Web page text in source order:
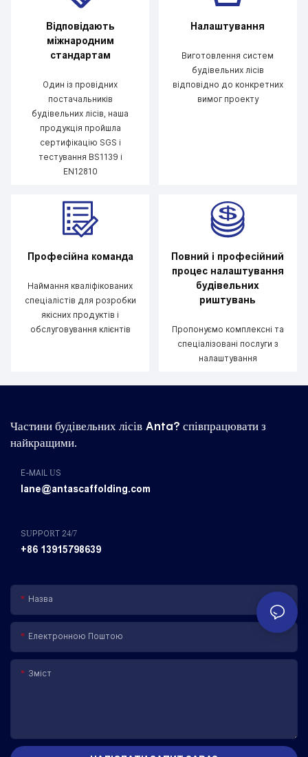
Відповідають
міжнародним
стандартам
Один із провідних
постачальників
будівельних лісів, наша
продукція пройшла
сертифікацію SGS і
тестування BS1139 і
EN12810
Налаштування
Виготовлення систем
будівельних лісів
відповідно до конкретних
вимог проекту
Професійна команда
Наймання кваліфікованих
спеціалістів для розробки
якісних продуктів і
обслуговування клієнтів
Повний і професійний
процес налаштування
будівельних
риштувань
Пропонуємо комплексні та
спеціалізовані послуги з
налаштування
Частини будівельних лісів Anta? співпрацювати з
найкращими.
E-MAIL US
lane@antascaffolding.com
SUPPORT 24/7
+86 13915798639
Назва
Електронною Поштою
Зміст